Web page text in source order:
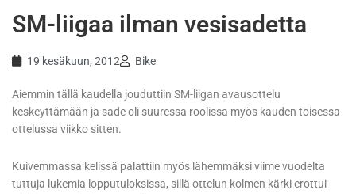
SM-liigaa ilman vesisadetta
19 kesäkuun, 2012 Bike
Aiemmin tällä kaudella jouduttiin SM-liigan avausottelu
keskeyttämään ja sade oli suuressa roolissa myös kauden toisessa
ottelussa viikko sitten.
Kuivemmassa kelissä palattiin myös lähemmäksi viime vuodelta
tuttuja lukemia lopputuloksissa, sillä ottelun kolmen kärki erottui